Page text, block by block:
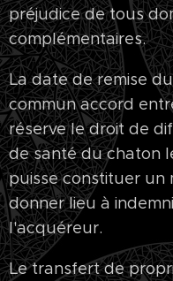
préjudice de tous
complémentaires.
La date de remise
commun accord
réserve le droit de
de santé du chaton
puisse constituer un
donner lieu à
l'acquéreur.
Le transfert de